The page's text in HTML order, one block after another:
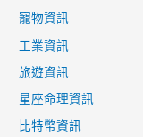
寵物資訊
工業資訊
旅遊資訊
星座命理資訊
比特幣資訊